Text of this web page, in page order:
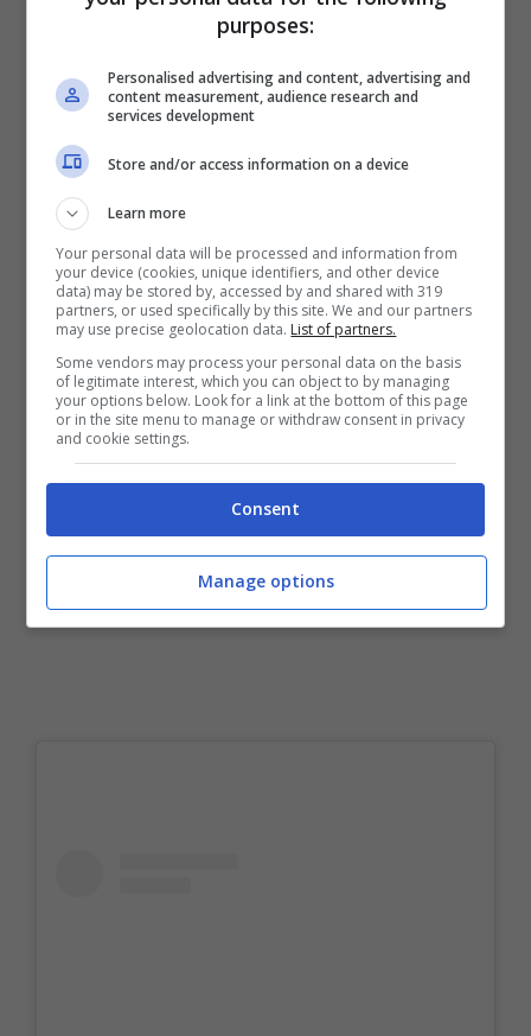
intenta nel portare a termine l’ennesima
scatenano tra i commenti. Un follower
amo”.
Un altro si impone con un semplice
ma significativo:
POTREBBE INTERESSARTI ANCHE
>>> Vergogna al matrimonio di Messi: da
Shakira (e non solo) appena 30 euro
purposes:
Personalised advertising and content, advertising and
content measurement, audience research and
services development
Store and/or access information on a device
Learn more
Your personal data will be processed and information from
your device (cookies, unique identifiers, and other device
data) may be stored by, accessed by and shared with 319
partners, or used specifically by this site. We and our partners
may use precise geolocation data. List of partners.
Some vendors may process your personal data on the basis
of legitimate interest, which you can object to by managing
your options below. Look for a link at the bottom of this page
or in the site menu to manage or withdraw consent in privacy
and cookie settings.
Consent
Manage options